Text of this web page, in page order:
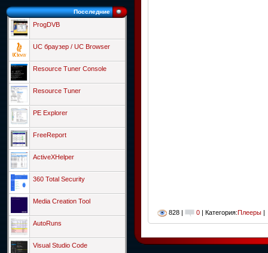
Посследние
ProgDVB
UC браузер / UC Browser
Resource Tuner Console
Resource Tuner
PE Explorer
FreeReport
ActiveXHelper
360 Total Security
Media Creation Tool
AutoRuns
Visual Studio Code
828 | 0 | Категория:Плееры |